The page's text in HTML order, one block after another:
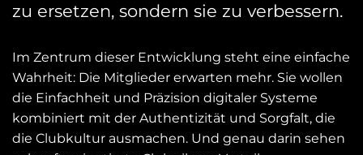
zu ersetzen, sondern sie zu verbessern.
Im Zentrum dieser Entwicklung steht eine einfache
Wahrheit: Die Mitglieder erwarten mehr. Sie wollen
die Einfachheit und Präzision digitaler Systeme
kombiniert mit der Authentizität und Sorgfalt, die
die Clubkultur ausmachen. Und genau darin sehen